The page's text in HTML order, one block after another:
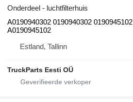
Onderdeel - luchtfilterhuis
A0190940302 0190940302 0190945102
A0190945102
Estland, Tallinn
TruckParts Eesti OÜ